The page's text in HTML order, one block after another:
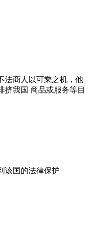
法商人以可乘之机，他
挤我国 商品或服务等目
该国的法律保护